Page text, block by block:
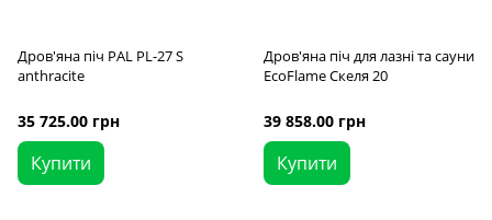
Дров'яна піч PAL PL-27 S
anthracite
35 725.00 грн
Купити
Дров'яна піч для лазні та сауни
EcoFlame Скеля 20
39 858.00 грн
Купити